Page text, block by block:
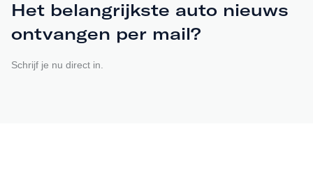
Het belangrijkste auto nieuws
ontvangen per mail?
Schrijf je nu direct in.